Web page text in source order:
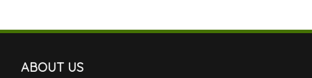
ABOUT US